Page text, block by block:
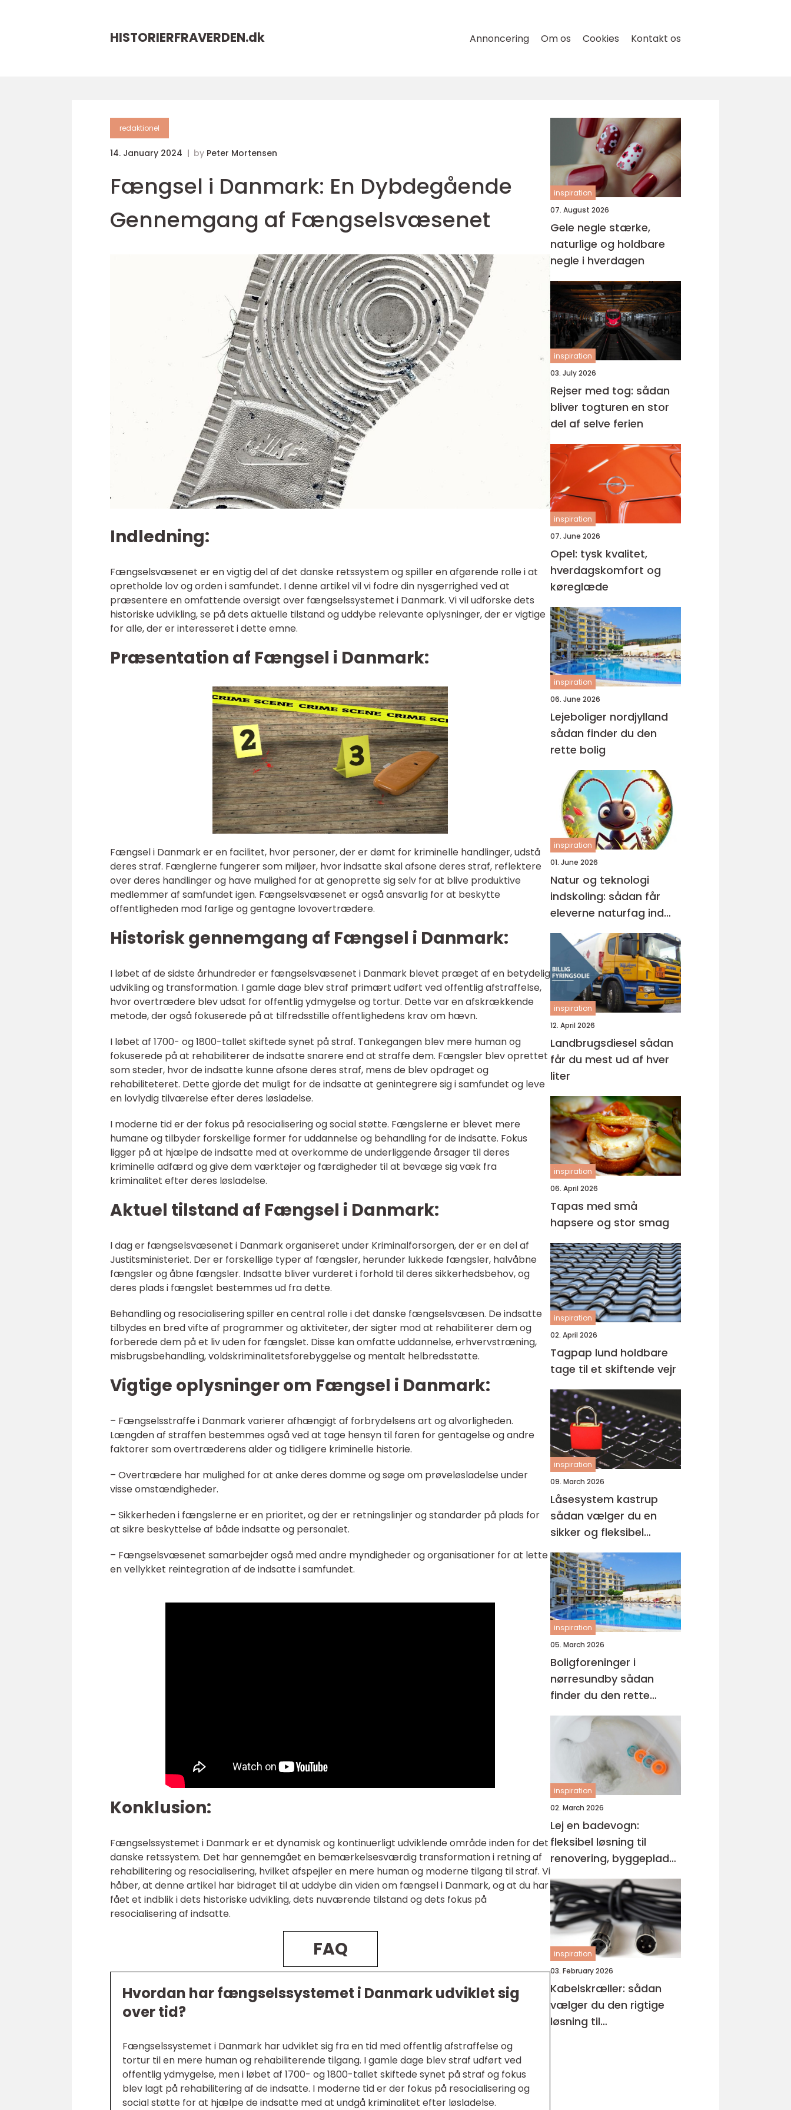
HISTORIERFRAVERDEN.dk Annoncering Om os Cookies Kontakt os
redaktionel
14. January 2024 by Peter Mortensen
Fængsel i Danmark: En Dybdegående
Gennemgang af Fængselsvæsenet
Indledning:
Fængselsvæsenet er en vigtig del af det danske retssystem og spiller en afgørende rolle i at
opretholde lov og orden i samfundet. I denne artikel vil vi fodre din nysgerrighed ved at
præsentere en omfattende oversigt over fængselssystemet i Danmark. Vi vil udforske dets
historiske udvikling, se på dets aktuelle tilstand og uddybe relevante oplysninger, der er vigtige
for alle, der er interesseret i dette emne.
Præsentation af Fængsel i Danmark:
Fængsel i Danmark er en facilitet, hvor personer, der er dømt for kriminelle handlinger, udstå
deres straf. Fænglerne fungerer som miljøer, hvor indsatte skal afsone deres straf, reflektere
over deres handlinger og have mulighed for at genoprette sig selv for at blive produktive
medlemmer af samfundet igen. Fængselsvæsenet er også ansvarlig for at beskytte
offentligheden mod farlige og gentagne lovovertrædere.
Historisk gennemgang af Fængsel i Danmark:
I løbet af de sidste århundreder er fængselsvæsenet i Danmark blevet præget af en betydelig
udvikling og transformation. I gamle dage blev straf primært udført ved offentlig afstraffelse,
hvor overtrædere blev udsat for offentlig ydmygelse og tortur. Dette var en afskrækkende
metode, der også fokuserede på at tilfredsstille offentlighedens krav om hævn.
I løbet af 1700- og 1800-tallet skiftede synet på straf. Tankegangen blev mere human og
fokuserede på at rehabiliterer de indsatte snarere end at straffe dem. Fængsler blev oprettet
som steder, hvor de indsatte kunne afsone deres straf, mens de blev opdraget og
rehabiliteteret. Dette gjorde det muligt for de indsatte at genintegrere sig i samfundet og leve
en lovlydig tilværelse efter deres løsladelse.
I moderne tid er der fokus på resocialisering og social støtte. Fængslerne er blevet mere
humane og tilbyder forskellige former for uddannelse og behandling for de indsatte. Fokus
ligger på at hjælpe de indsatte med at overkomme de underliggende årsager til deres
kriminelle adfærd og give dem værktøjer og færdigheder til at bevæge sig væk fra
kriminalitet efter deres løsladelse.
Aktuel tilstand af Fængsel i Danmark:
I dag er fængselsvæsenet i Danmark organiseret under Kriminalforsorgen, der er en del af
Justitsministeriet. Der er forskellige typer af fængsler, herunder lukkede fængsler, halvåbne
fængsler og åbne fængsler. Indsatte bliver vurderet i forhold til deres sikkerhedsbehov, og
deres plads i fængslet bestemmes ud fra dette.
Behandling og resocialisering spiller en central rolle i det danske fængselsvæsen. De indsatte
tilbydes en bred vifte af programmer og aktiviteter, der sigter mod at rehabiliterer dem og
forberede dem på et liv uden for fængslet. Disse kan omfatte uddannelse, erhvervstræning,
misbrugsbehandling, voldskriminalitetsforebyggelse og mentalt helbredsstøtte.
Vigtige oplysninger om Fængsel i Danmark:
– Fængselsstraffe i Danmark varierer afhængigt af forbrydelsens art og alvorligheden.
Længden af straffen bestemmes også ved at tage hensyn til faren for gentagelse og andre
faktorer som overtræderens alder og tidligere kriminelle historie.
– Overtrædere har mulighed for at anke deres domme og søge om prøveløsladelse under
visse omstændigheder.
– Sikkerheden i fængslerne er en prioritet, og der er retningslinjer og standarder på plads for
at sikre beskyttelse af både indsatte og personalet.
– Fængselsvæsenet samarbejder også med andre myndigheder og organisationer for at lette
en vellykket reintegration af de indsatte i samfundet.
Konklusion:
Fængselssystemet i Danmark er et dynamisk og kontinuerligt udviklende område inden for det
danske retssystem. Det har gennemgået en bemærkelsesværdig transformation i retning af
rehabilitering og resocialisering, hvilket afspejler en mere human og moderne tilgang til straf. Vi
håber, at denne artikel har bidraget til at uddybe din viden om fængsel i Danmark, og at du har
fået et indblik i dets historiske udvikling, dets nuværende tilstand og dets fokus på
resocialisering af indsatte.
FAQ
Hvordan har fængselssystemet i Danmark udviklet sig
over tid?
Fængselssystemet i Danmark har udviklet sig fra en tid med offentlig afstraffelse og
tortur til en mere human og rehabiliterende tilgang. I gamle dage blev straf udført ved
offentlig ydmygelse, men i løbet af 1700- og 1800-tallet skiftede synet på straf og fokus
blev lagt på rehabilitering af de indsatte. I moderne tid er der fokus på resocialisering og
social støtte for at hjælpe de indsatte med at undgå kriminalitet efter løsladelse.
inspiration
07. August 2026
Gele negle stærke,
naturlige og holdbare
negle i hverdagen
inspiration
03. July 2026
Rejser med tog: sådan
bliver togturen en stor
del af selve ferien
inspiration
07. June 2026
Opel: tysk kvalitet,
hverdagskomfort og
køreglæde
inspiration
06. June 2026
Lejeboliger nordjylland
sådan finder du den
rette bolig
inspiration
01. June 2026
Natur og teknologi
indskoling: sådan får
eleverne naturfag ind
under huden
inspiration
12. April 2026
Landbrugsdiesel sådan
får du mest ud af hver
liter
inspiration
06. April 2026
Tapas med små
hapsere og stor smag
inspiration
02. April 2026
Tagpap lund holdbare
tage til et skiftende vejr
inspiration
09. March 2026
Låsesystem kastrup
sådan vælger du en
sikker og fleksibel
løsning
inspiration
05. March 2026
Boligforeninger i
nørresundby sådan
finder du den rette
lejebolig
inspiration
02. March 2026
Lej en badevogn:
fleksibel løsning til
renovering, byggeplads
og events
inspiration
03. February 2026
Kabelskræller: sådan
vælger du den rigtige
løsning til